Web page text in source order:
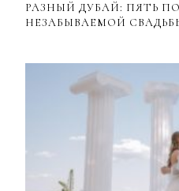
РАЗНЫЙ ДУБАЙ: ПЯТЬ
НЕЗАБЫВАЕМОЙ